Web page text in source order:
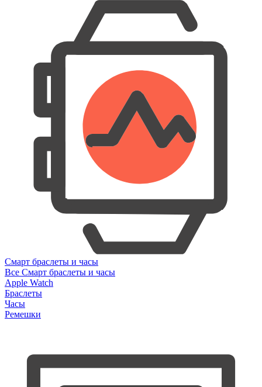
Смарт браслеты и часы
Все Смарт браслеты и часы
Apple Watch
Браслеты
Часы
Ремешки